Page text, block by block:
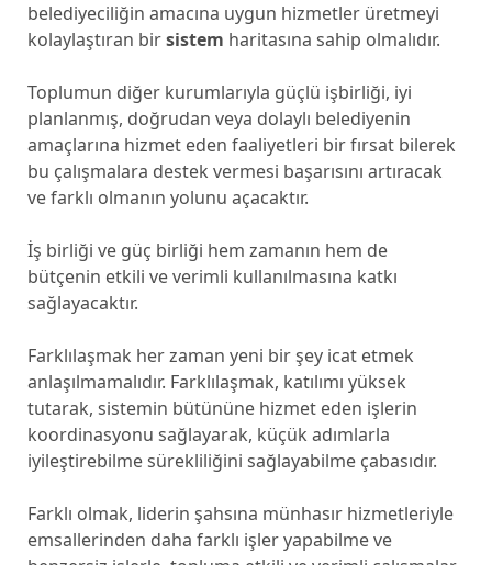
belediyeciliğin amacına uygun hizmetler üretmeyi
kolaylaştıran birsistem haritasına sahip olmalıdır.
Toplumun diğer kurumlarıyla güçlü işbirliği, iyi
planlanmış, doğrudan veya dolaylı belediyenin
amaçlarına hizmet eden faaliyetleri bir fırsat bilerek
bu çalışmalara destek vermesi başarısını artıracak
ve farklı olmanın yolunu açacaktır.
İş birliği ve güç birliği hem zamanın hem de
bütçenin etkili ve verimli kullanılmasına katkı
sağlayacaktır.
Farklılaşmak her zaman yeni bir şey icat etmek
anlaşılmamalıdır. Farklılaşmak, katılımı yüksek
tutarak, sistemin bütününe hizmet eden işlerin
koordinasyonu sağlayarak, küçük adımlarla
iyileştirebilme sürekliliğini sağlayabilme çabasıdır.
Farklı olmak, liderin şahsına münhasır hizmetleriyle
emsallerinden daha farklı işler yapabilme ve